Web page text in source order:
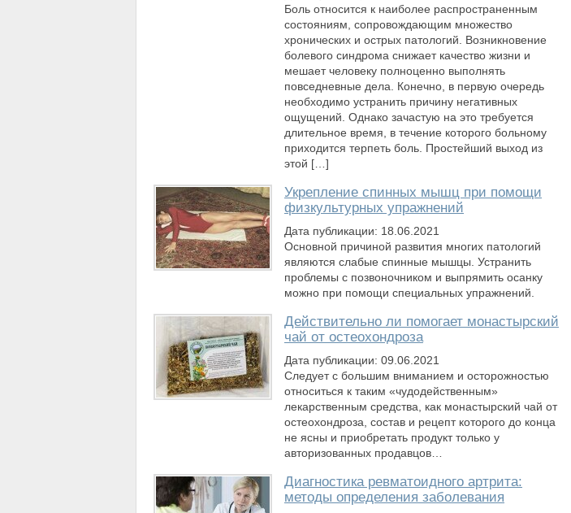
Боль относится к наиболее распространенным
состояниям, сопровождающим множество
хронических и острых патологий. Возникновение
болевого синдрома снижает качество жизни и
мешает человеку полноценно выполнять
повседневные дела. Конечно, в первую очередь
необходимо устранить причину негативных
ощущений. Однако зачастую на это требуется
длительное время, в течение которого больному
приходится терпеть боль. Простейший выход из
этой […]
Укрепление спинных мышц при помощи
физкультурных упражнений
Дата публикации: 18.06.2021
Основной причиной развития многих патологий
являются слабые спинные мышцы. Устранить
проблемы с позвоночником и выпрямить осанку
можно при помощи специальных упражнений.
Действительно ли помогает монастырский
чай от остеохондроза
Дата публикации: 09.06.2021
Следует с большим вниманием и осторожностью
относиться к таким «чудодейственным»
лекарственным средства, как монастырский чай от
остеохондроза, состав и рецепт которого до конца
не ясны и приобретать продукт только у
авторизованных продавцов…
Диагностика ревматоидного артрита:
методы определения заболевания